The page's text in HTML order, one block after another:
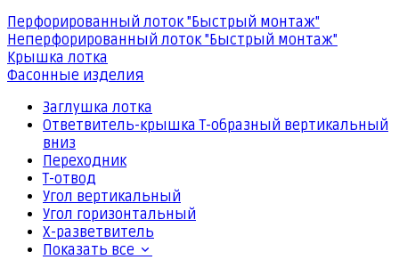
Перфорированный лоток "Быстрый монтаж"
Неперфорированный лоток "Быстрый монтаж"
Крышка лотка
Фасонные изделия
Заглушка лотка
Ответвитель-крышка Т-образный вертикальный
вниз
Переходник
Т-отвод
Угол вертикальный
Угол горизонтальный
Х-разветвитель
Показать все